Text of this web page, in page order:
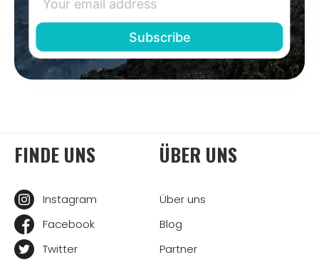
FINDE UNS
Instagram
Facebook
Twitter
ÜBER UNS
Über uns
Blog
Partner